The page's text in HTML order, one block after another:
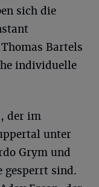
sich die
Bartels
individuelle
der im
unter
Grym und
gesperrt sind.